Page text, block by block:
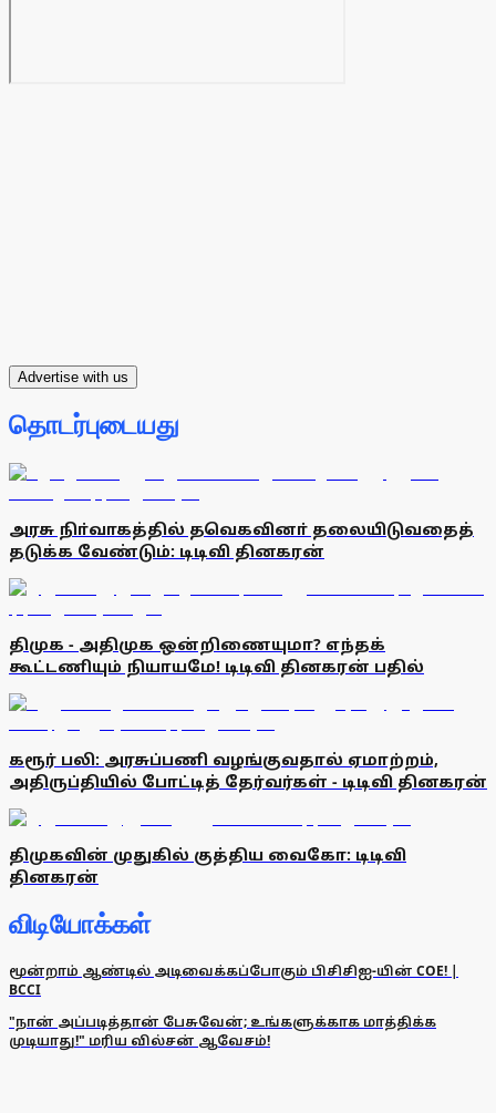
Advertise with us
தொடர்புடையது
அரசு நிா்வாகத்தில் தவெகவினா் தலையிடுவதைத்
தடுக்க வேண்டும்: டிடிவி தினகரன்
திமுக - அதிமுக ஒன்றிணையுமா? எந்தக்
கூட்டணியும் நியாயமே! டிடிவி தினகரன் பதில்
கரூர் பலி: அரசுப்பணி வழங்குவதால் ஏமாற்றம்,
அதிருப்தியில் போட்டித் தேர்வர்கள் - டிடிவி தினகரன்
திமுகவின் முதுகில் குத்திய வைகோ: டிடிவி
தினகரன்
விடியோக்கள்
மூன்றாம் ஆண்டில் அடிவைக்கப்போகும் பிசிசிஐ-யின் COE! |
BCCI
"நான் அப்படித்தான் பேசுவேன்; உங்களுக்காக மாத்திக்க
முடியாது!" மரிய வில்சன் ஆவேசம்!